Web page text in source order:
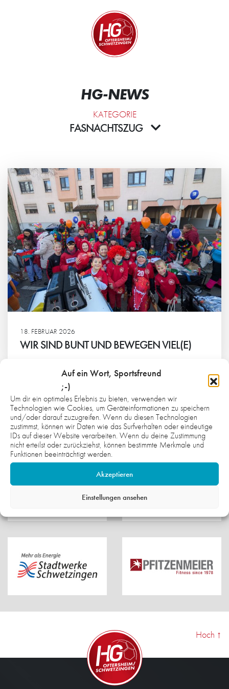
Auf ein Wort, Sportsfreund
;-)
Um dir ein optimales Erlebnis zu bieten, verwenden wir
Technologien wie Cookies, um Geräteinformationen zu speichern
und/oder darauf zuzugreifen. Wenn du diesen Technologien
zustimmst, können wir Daten wie das Surfverhalten oder eindeutige
IDs auf dieser Website verarbeiten. Wenn du deine Zustimmung
nicht erteilst oder zurückziehst, können bestimmte Merkmale und
Funktionen beeinträchtigt werden.
Akzeptieren
Einstellungen ansehen
Zur Startseite
HG-NEWS
KATEGORIE
FASNACHTSZUG
18. FEBRUAR 2026
WIR SIND BUNT UND BEWEGEN VIEL(E)
UNSERE PREMIUM-PARTNER
Hoch ↑